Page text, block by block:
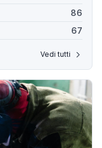
86
67
Vedi tutti